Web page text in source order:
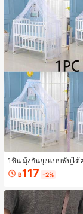
1ชิ้น มุ้งกันยุงแบบพับได้ค
ะมุ้งกันยุง ไม่รวมขาตั้ง),
พลีเอสเตอร์ระบายอาก
นาดเล็กสำหรับการเดินท
฿117 -2%